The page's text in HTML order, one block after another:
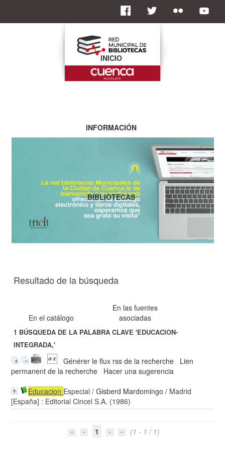
Resultado de la búsqueda
En el catálogo
En las fuentes
asociadas
1 BÚSQUEDA DE LA PALABRA CLAVE'EDUCACION-
INTEGRADA,'
Générer le flux rss de la recherche
Lien
permanent de la recherche
Hacer una sugerencia
Educacion Especial /Gisberd Mardomingo / Madrid
[España] : Editorial Cincel S.A. (1986)
1 (1 - 1 / 1)
INICIO
INFORMACIÓN
BIBLIOTECAS